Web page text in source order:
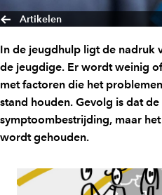
Artikelen
In de jeugdhulp ligt de nadruk
de jeugdige. Er wordt weinig
met factoren die het
stand houden. Gevolg is dat
symptoombestrijding, maar
wordt gehouden.